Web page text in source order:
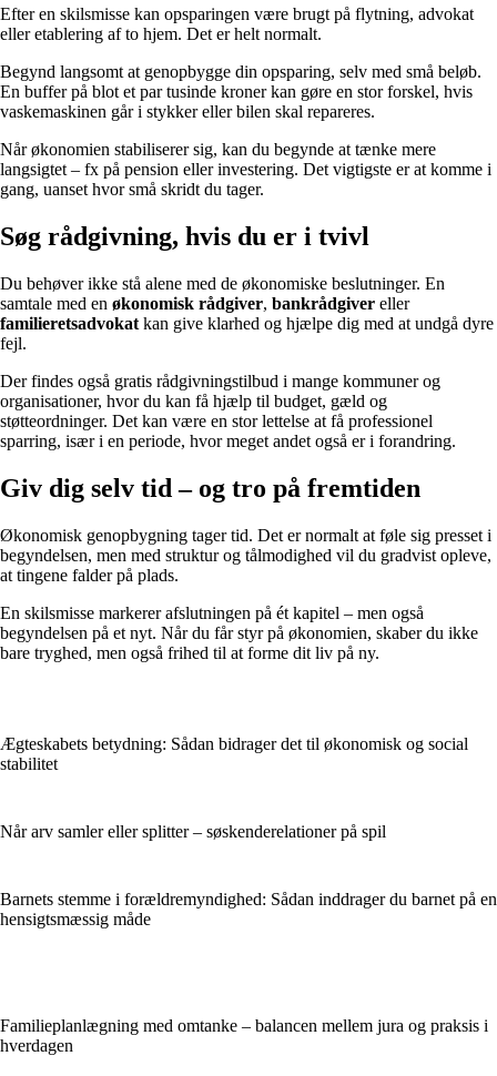
Efter en skilsmisse kan opsparingen være brugt på flytning, advokat
eller etablering af to hjem. Det er helt normalt.
Begynd langsomt at genopbygge din opsparing, selv med små beløb.
En buffer på blot et par tusinde kroner kan gøre en stor forskel, hvis
vaskemaskinen går i stykker eller bilen skal repareres.
Når økonomien stabiliserer sig, kan du begynde at tænke mere
langsigtet – fx på pension eller investering. Det vigtigste er at komme i
gang, uanset hvor små skridt du tager.
Søg rådgivning, hvis du er i tvivl
Du behøver ikke stå alene med de økonomiske beslutninger. En
samtale med en økonomisk rådgiver, bankrådgiver eller
familieretsadvokat kan give klarhed og hjælpe dig med at undgå dyre
fejl.
Der findes også gratis rådgivningstilbud i mange kommuner og
organisationer, hvor du kan få hjælp til budget, gæld og
støtteordninger. Det kan være en stor lettelse at få professionel
sparring, især i en periode, hvor meget andet også er i forandring.
Giv dig selv tid – og tro på fremtiden
Økonomisk genopbygning tager tid. Det er normalt at føle sig presset i
begyndelsen, men med struktur og tålmodighed vil du gradvist opleve,
at tingene falder på plads.
En skilsmisse markerer afslutningen på ét kapitel – men også
begyndelsen på et nyt. Når du får styr på økonomien, skaber du ikke
bare tryghed, men også frihed til at forme dit liv på ny.
Ægteskabets betydning: Sådan bidrager det til økonomisk og social
stabilitet
Når arv samler eller splitter – søskenderelationer på spil
Barnets stemme i forældremyndighed: Sådan inddrager du barnet på en
hensigtsmæssig måde
Familieplanlægning med omtanke – balancen mellem jura og praksis i
hverdagen